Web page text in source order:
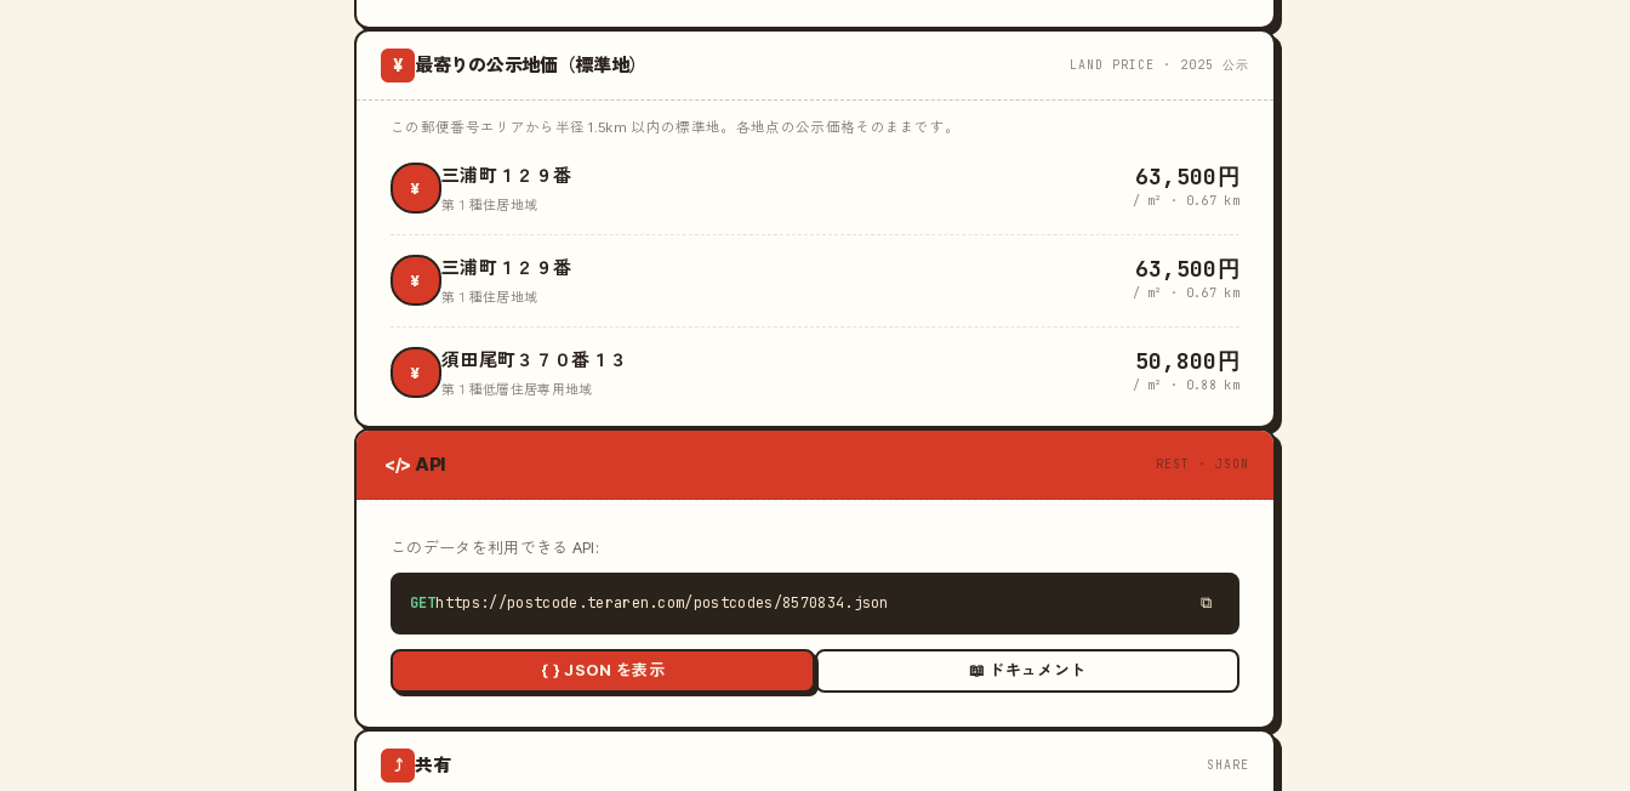
¥ 最寄りの公示地価（標準地） LAND PRICE · 2025 公示
この郵便番号エリアから半径 1.5km 以内の標準地。各地点の公示価格そのままです。
¥
三浦町１２９番
第１種住居地域
63,500円
/ m² · 0.67 km
¥
三浦町１２９番
第１種住居地域
63,500円
/ m² · 0.67 km
¥
須田尾町３７０番１３
第１種低層住居専用地域
50,800円
/ m² · 0.88 km
</> API REST · JSON
このデータを利用できる API:
GEThttps://postcode.teraren.com/postcodes/8570834.json ⧉
{ } JSON を表示 📖 ドキュメント
⤴ 共有 SHARE